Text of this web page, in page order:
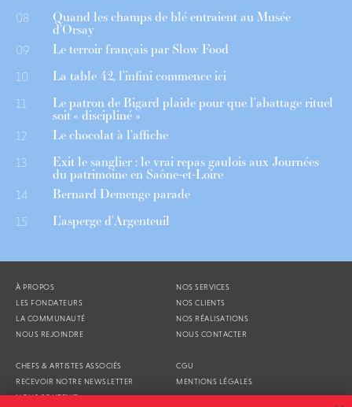
08 Quand les champs de blé entraient au Musée
d’Orsay
09 Le terroir français par Slow Food
10 La table 42, l’infini commence ici
11 Le patron de Bigard plaide pour que l’abattage rituel
soit « discipliné »
12 Le chocolat à l’affiche
13 Exit le sanglier : le vrai repas gaulois aux Journées
du patrimoine en Saône-et-Loire
14 Bernard Demenge parade
15 L’asperge d’Argenteuil
À PROPOS
LES FONDATEURS
LA COMMUNAUTÉ
NOUS REJOINDRE
NOS SERVICES
NOS CLIENTS
NOS RÉALISATIONS
NOUS CONTACTER
CHEFS & ARTISTES ASSOCIÉS
RECEVOIR NOTRE NEWSLETTER
NOUS SOUTENIR
CGU
MENTIONS LÉGALES